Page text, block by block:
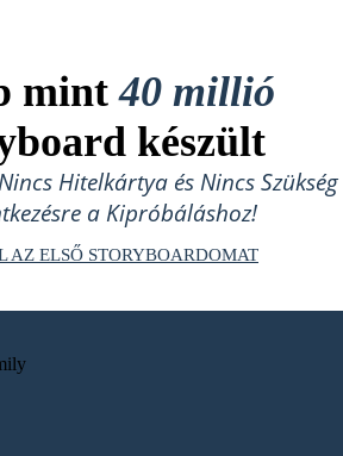
mint40 millió
készült
Hitelkártya és Nincs Szükség
a Kipróbáláshoz!
AZ ELSŐ STORYBOARDOMAT